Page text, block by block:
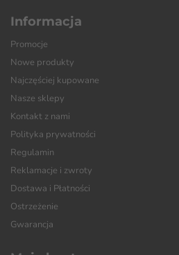
Informacja
Promocje
Nowe produkty
Najczęściej kupowane
Nasze sklepy
Kontakt z nami
Polityka prywatności
Regulamin
Reklamacje i zwroty
Dostawa i Płatności
Ostrzeżenie
Gwarancja